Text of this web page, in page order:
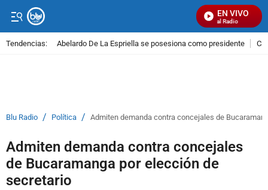
EN VIVO
Señal Visual Radio
Tendencias: Abelardo De La Espriella se posesiona como presidente
Blu Radio / Política / Admiten demanda contra concejales de
Admiten demanda contra concejales
de Bucaramanga por elección de
secretario